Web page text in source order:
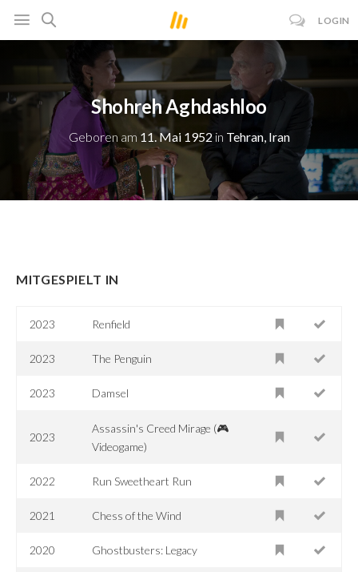
LOGIN
Shohreh Aghdashloo
Geboren am 11. Mai 1952 in Tehran, Iran
MITGESPIELT IN
2023 Renfield
2023 The Penguin
2023 Damsel
2023
Assassin's Creed Mirage (🎮
Videogame)
2022 Run Sweetheart Run
2021 Chess of the Wind
2020 Ghostbusters: Legacy